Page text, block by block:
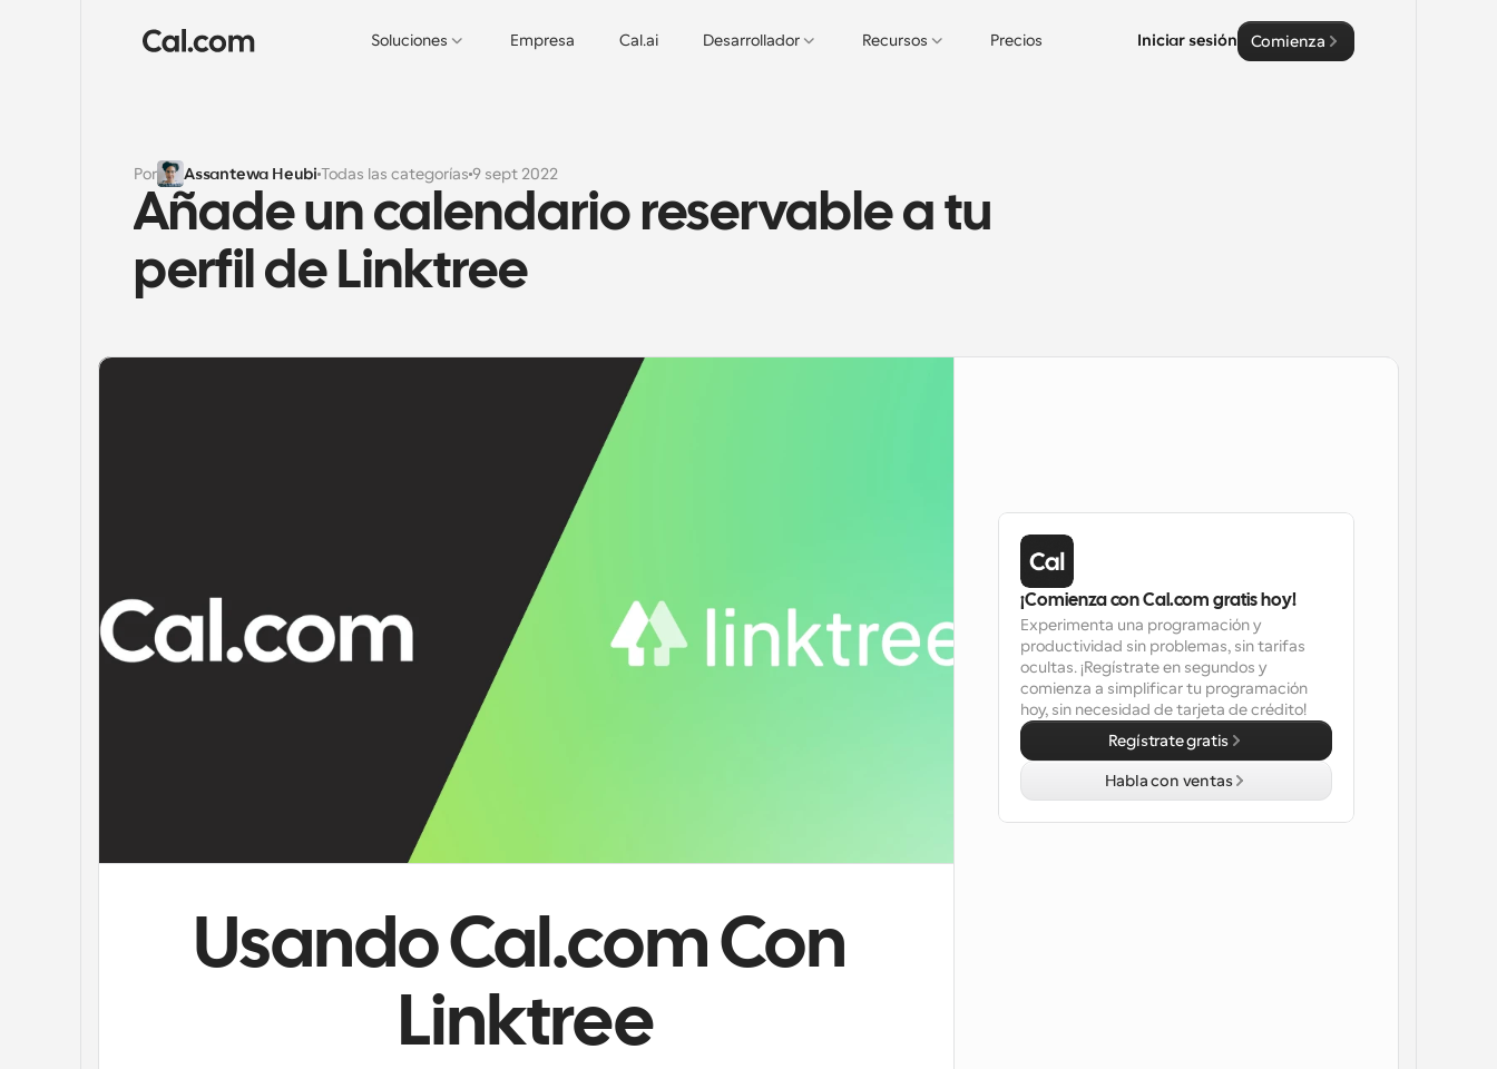
Soluciones Empresa Cal.ai Desarrollador Recursos Precios Iniciar sesión Comienza
Por Assantewa Heubi Todas las categorías 9 sept 2022
Añade un calendario reservable a tu
perfil de Linktree
Usando Cal.com Con
Linktree
¡Comienza con Cal.com gratis hoy!
Experimenta una programación y
productividad sin problemas, sin tarifas
ocultas. ¡Regístrate en segundos y
comienza a simplificar tu programación
hoy, sin necesidad de tarjeta de crédito!
Regístrate gratis
Habla con ventas